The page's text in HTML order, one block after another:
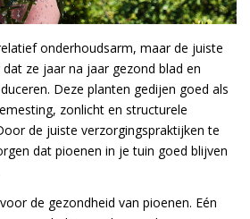
onderhoudsarm, maar de juiste
ze jaar na jaar gezond blad en
Deze planten gedijen goed als
zonlicht en structurele
de juiste verzorgingspraktijken te
dat pioenen in je tuin goed blijven
de gezondheid van pioenen. Eén